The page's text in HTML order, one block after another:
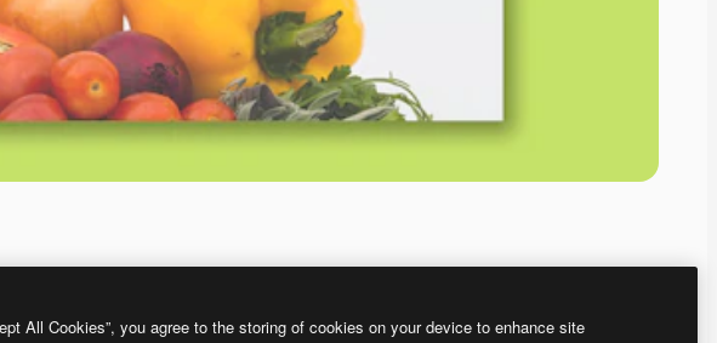
All Cookies”, you agree to the storing of cookies on your device to enhance site